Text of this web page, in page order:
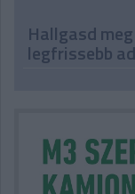
Hallgasd
legfrissebb